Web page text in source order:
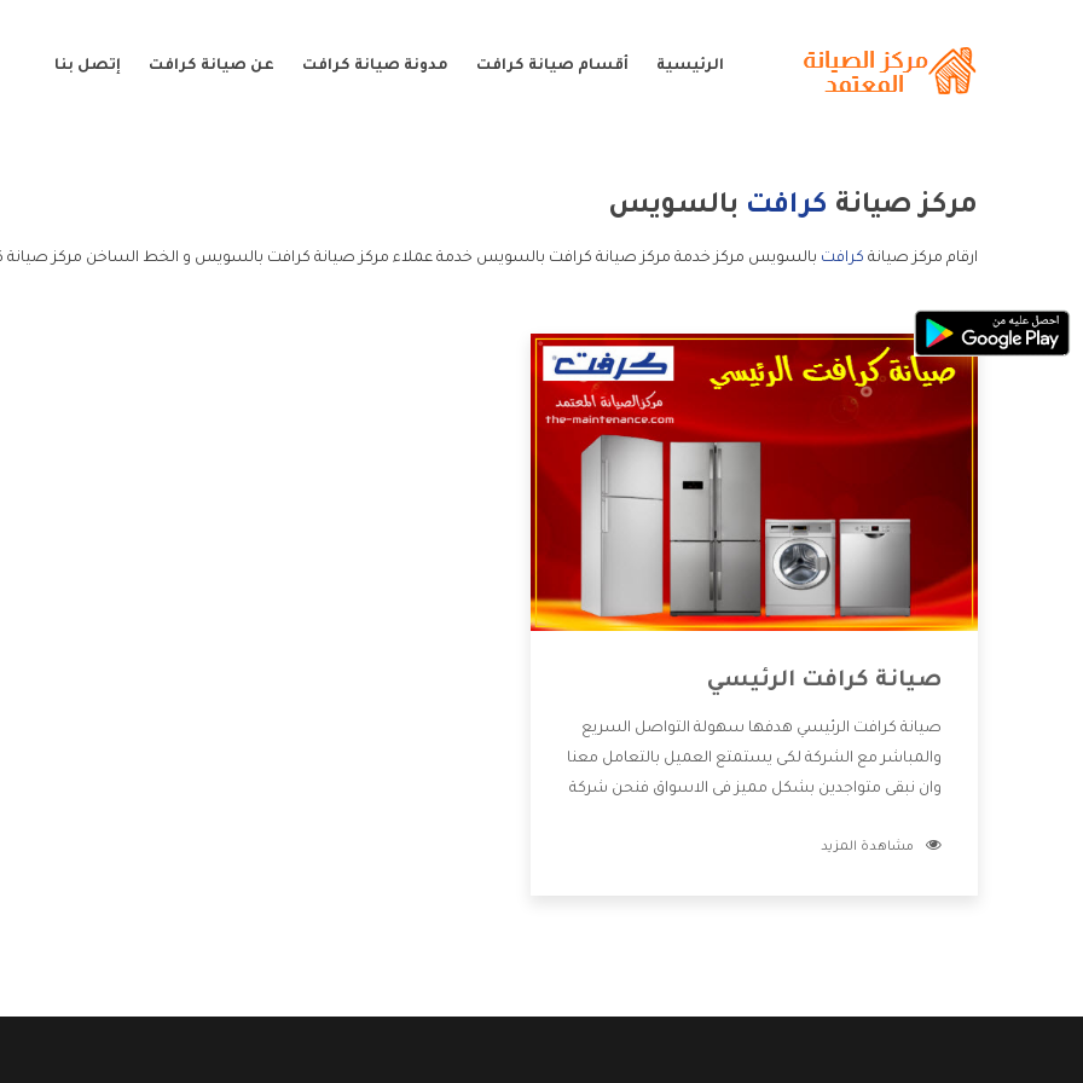
الرئيسية أقسام صيانة كرافت مدونة صيانة كرافت عن صيانة كرافت إتصل بنا
مركز صيانة كرافت بالسويس
ارقام مركز صيانة كرافت بالسويس مركز خدمة مركز صيانة كرافت بالسويس خدمة عملاء مركز صيانة كرافت بالسويس و الخط الساخن مركز
صيانة كرافت الرئيسي
صيانة كرافت الرئيسي هدفها سهولة التواصل السريع
والمباشر مع الشركة لكى يستمتع العميل بالتعامل معنا
وان نبقى متواجدين بشكل مميز فى الاسواق فنحن شركة
بالخدمات التى تنفرد الشركة بها والتى تكون منها خدمة
مشاهدة المزيد